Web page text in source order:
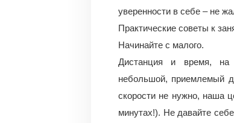
уверенности в себе – не
Практические советы к
Начинайте с малого.
Дистанция и время, на
небольшой, приемлемый
скорости не нужно, наша
минутах!). Не давайте